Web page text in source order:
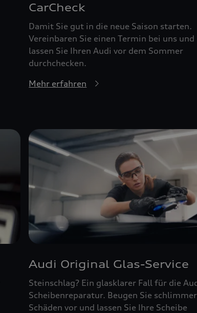
CarCheck
Damit Sie gut in die neue Saison starten.
Vereinbaren Sie einen Termin bei uns und
lassen Sie Ihren Audi vor dem Sommer
durchchecken.
Mehr erfahren
Audi Original Glas-Service
Steinschlag? Ein glasklarer Fall für die
Scheibenreparatur. Beugen Sie
Schäden vor und lassen Sie Ihre Scheibe